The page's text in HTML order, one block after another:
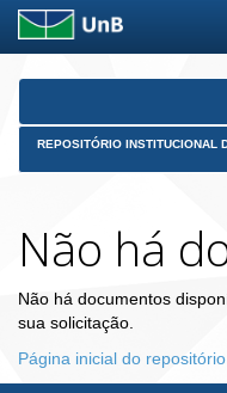
Skip
REPOSITÓRIO INSTITUCIONAL
Não há
Não há documentos
sua solicitação.
Página inicial do repositório